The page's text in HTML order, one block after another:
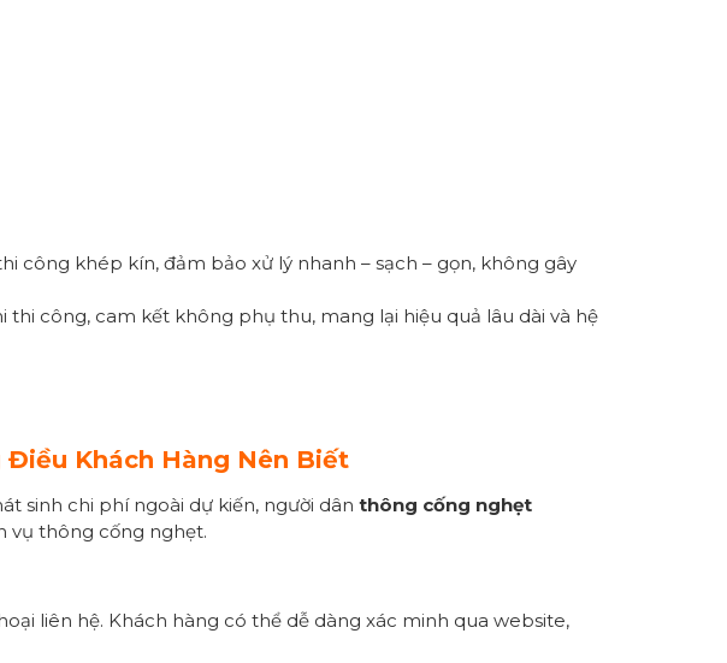
khép kín, đảm bảo xử lý nhanh – sạch – gọn, không gây
công, cam kết không phụ thu, mang lại hiệu quả lâu dài và hệ
Điều Khách Hàng Nên Biết
sinh chi phí ngoài dự kiến, người dân thông cống nghẹt
vụ thông cống nghẹt.
liên hệ. Khách hàng có thể dễ dàng xác minh qua website,